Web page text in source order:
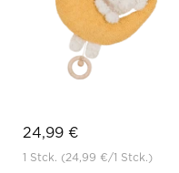
24,99 €
1 Stck. (24,99 €/1 Stck.)